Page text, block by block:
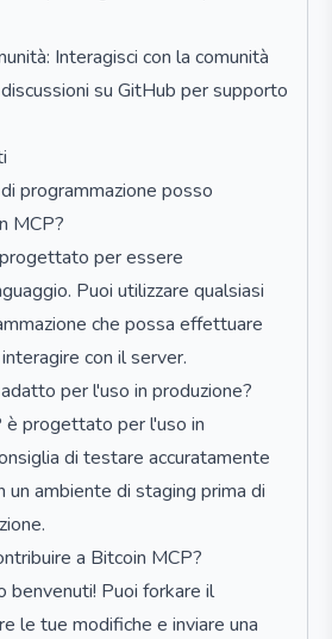
Interagisci con la comunità
su GitHub per supporto
programmazione posso
MCP?
per essere
Puoi utilizzare qualsiasi
che possa effettuare
con il server.
per l'uso in produzione?
è progettato per l'uso in
di testare accuratamente
un ambiente di staging prima di
a Bitcoin MCP?
benvenuti! Puoi forkare il
le tue modifiche e inviare una